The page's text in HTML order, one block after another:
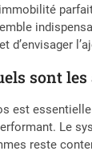
sont les
est
Le
reste